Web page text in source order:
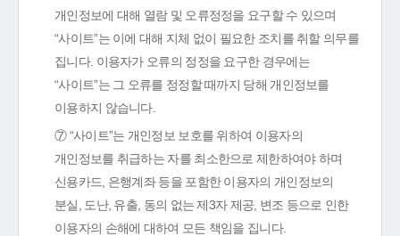
개인정보에 대해 열람 및 오류정정을 요구할 수 있으며
“사이트”는 이에 대해 지체 없이 필요한 조치를 취할 의무를
집니다. 이용자가 오류의 정정을 요구한 경우에는
“사이트”는 그 오류를 정정할 때까지 당해 개인정보를
이용하지 않습니다.
⑦ “사이트”는 개인정보 보호를 위하여 이용자의
개인정보를 취급하는 자를 최소한으로 제한하여야 하며
신용카드, 은행계좌 등을 포함한 이용자의 개인정보의
분실, 도난, 유출, 동의 없는 제3자 제공, 변조 등으로 인한
이용자의 손해에 대하여 모든 책임을 집니다.